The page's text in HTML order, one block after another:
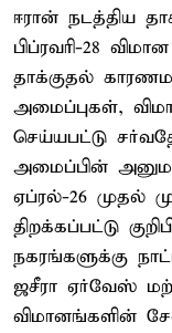
ஈரான் நடத்திய
பிப்ரவரி-28
தாக்குதல்
அமைப்புகள்,
செய்யபட்டு
அமைப்பின்
ஏப்ரல்-26 முதல்
திறக்கப்பட்டு
நகரங்களுக்கு
ஜசீரா ஏர்வேஸ்
விமானங்களின்